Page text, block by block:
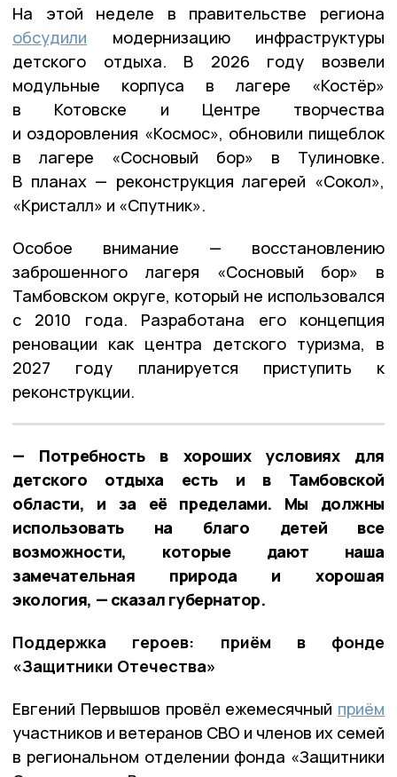
На этой неделе в правительстве региона
обсудили модернизацию инфраструктуры
детского отдыха. В 2026 году возвели
модульные корпуса в лагере «Костёр»
в Котовске и Центре творчества
и оздоровления «Космос», обновили пищеблок
в лагере «Сосновый бор» в Тулиновке.
В планах — реконструкция лагерей «Сокол»,
«Кристалл» и «Спутник».
Особое внимание — восстановлению
заброшенного лагеря «Сосновый бор» в
Тамбовском округе, который не использовался
с 2010 года. Разработана его концепция
реновации как центра детского туризма, в
2027 году планируется приступить к
реконструкции.
— Потребность в хороших условиях для
детского отдыха есть и в Тамбовской
области, и за её пределами. Мы должны
использовать на благо детей все
возможности, которые дают наша
замечательная природа и хорошая
экология, — сказал губернатор.
Поддержка героев: приём в фонде
«Защитники Отечества»
Евгений Первышов провёл ежемесячный приём
участников и ветеранов СВО и членов их семей
в региональном отделении фонда «Защитники